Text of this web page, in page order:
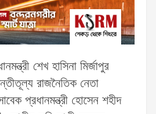
শেখ হাসিনা মির্জাপুর
রাজনৈতিক নেতা
প্রধানমন্ত্রী হোসেন শহীদ